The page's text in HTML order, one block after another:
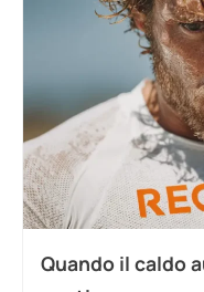
Quando il caldo